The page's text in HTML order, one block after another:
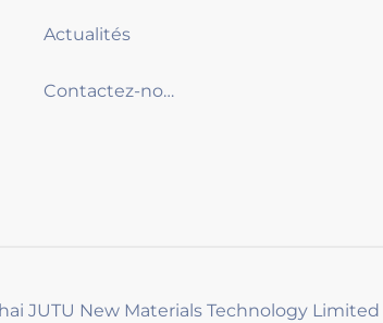
Actualités
Contactez-nous
JUTU New Materials Technology